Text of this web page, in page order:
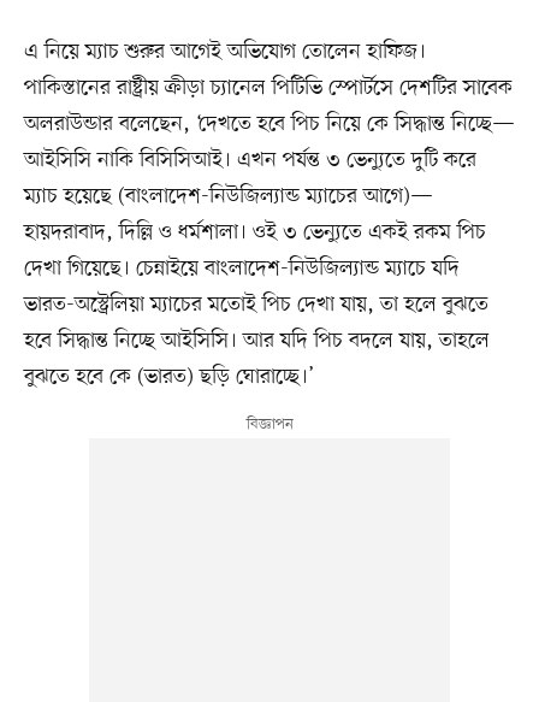
এ নিয়ে ম্যাচ শুরুর আগেই অভিযোগ তোলেন হাফিজ।
পাকিস্তানের রাষ্ট্রীয় ক্রীড়া চ্যানেল পিটিভি স্পোর্টসে দেশটির সাবেক
অলরাউন্ডার বলেছেন, ‘দেখতে হবে পিচ নিয়ে কে সিদ্ধান্ত নিচ্ছে—
আইসিসি নাকি বিসিসিআই। এখন পর্যন্ত ৩ ভেন্যুতে দুটি করে
ম্যাচ হয়েছে (বাংলাদেশ-নিউজিল্যান্ড ম্যাচের আগে)—
হায়দরাবাদ, দিল্লি ও ধর্মশালা। ওই ৩ ভেন্যুতে একই রকম পিচ
দেখা গিয়েছে। চেন্নাইয়ে বাংলাদেশ-নিউজিল্যান্ড ম্যাচে যদি
ভারত-অস্ট্রেলিয়া ম্যাচের মতোই পিচ দেখা যায়, তা হলে বুঝতে
হবে সিদ্ধান্ত নিচ্ছে আইসিসি। আর যদি পিচ বদলে যায়, তাহলে
বুঝতে হবে কে (ভারত) ছড়ি ঘোরাচ্ছে।’